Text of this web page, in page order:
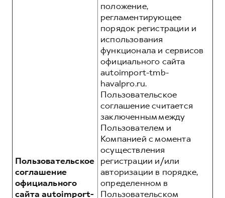
Пользовательское
соглашение
официального
сайта autoimport-
положение,
регламентирующее
порядок регистрации и
использования
функционала и сервисов
официального сайта
autoimport-tmb-
havalpro.ru.
Пользовательское
соглашение считается
заключенным между
Пользователем и
Компанией с момента
осуществления
регистрации и/или
авторизации в порядке,
определенном в
Пользовательском